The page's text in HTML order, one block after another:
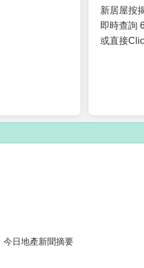
新居屋按
即時查詢
或直接
今日地產新聞摘要